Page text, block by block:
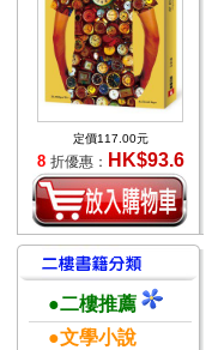
定價117.00元
8 折優惠： HK$93.6
●二樓推薦
●文學小說